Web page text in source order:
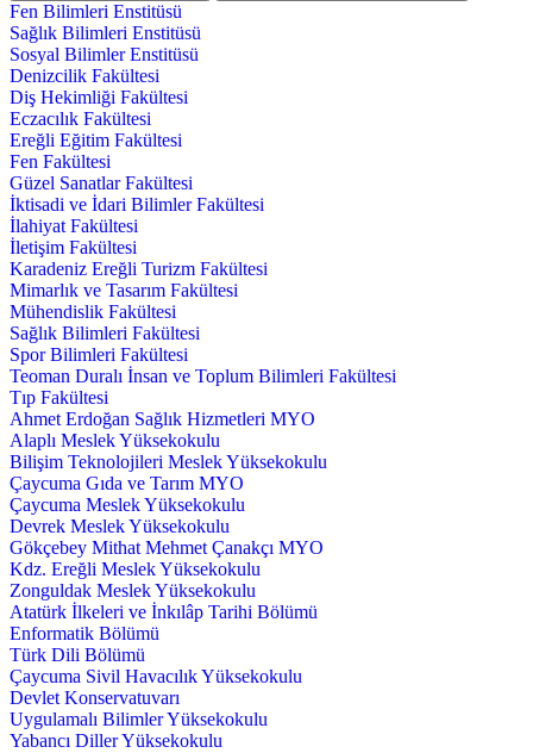
Fen Bilimleri Enstitüsü
Sağlık Bilimleri Enstitüsü
Sosyal Bilimler Enstitüsü
Denizcilik Fakültesi
Diş Hekimliği Fakültesi
Eczacılık Fakültesi
Ereğli Eğitim Fakültesi
Fen Fakültesi
Güzel Sanatlar Fakültesi
İktisadi ve İdari Bilimler Fakültesi
İlahiyat Fakültesi
İletişim Fakültesi
Karadeniz Ereğli Turizm Fakültesi
Mimarlık ve Tasarım Fakültesi
Mühendislik Fakültesi
Sağlık Bilimleri Fakültesi
Spor Bilimleri Fakültesi
Teoman Duralı İnsan ve Toplum Bilimleri Fakültesi
Tıp Fakültesi
Ahmet Erdoğan Sağlık Hizmetleri MYO
Alaplı Meslek Yüksekokulu
Bilişim Teknolojileri Meslek Yüksekokulu
Çaycuma Gıda ve Tarım MYO
Çaycuma Meslek Yüksekokulu
Devrek Meslek Yüksekokulu
Gökçebey Mithat Mehmet Çanakçı MYO
Kdz. Ereğli Meslek Yüksekokulu
Zonguldak Meslek Yüksekokulu
Atatürk İlkeleri ve İnkılâp Tarihi Bölümü
Enformatik Bölümü
Türk Dili Bölümü
Çaycuma Sivil Havacılık Yüksekokulu
Devlet Konservatuvarı
Uygulamalı Bilimler Yüksekokulu
Yabancı Diller Yüksekokulu